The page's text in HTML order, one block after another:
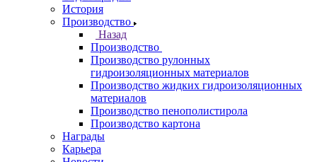
История
Производство
Назад
Производство
Производство рулонных
гидроизоляционных материалов
Производство жидких гидроизоляционных
материалов
Производство пенополистирола
Производство картона
Награды
Карьера